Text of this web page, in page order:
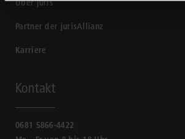
Über juris
Partner der jurisAllianz
Karriere
Kontakt
0681 5866-4422